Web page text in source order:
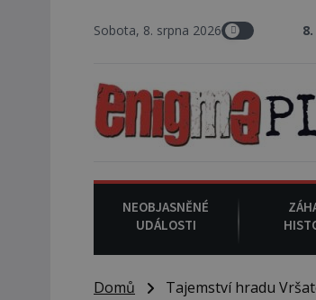
Sobota, 8. srpna 20268. srpna 2008 :
NEOBJASNĚNÉ
UDÁLOSTI
Domů Tajemství hradu